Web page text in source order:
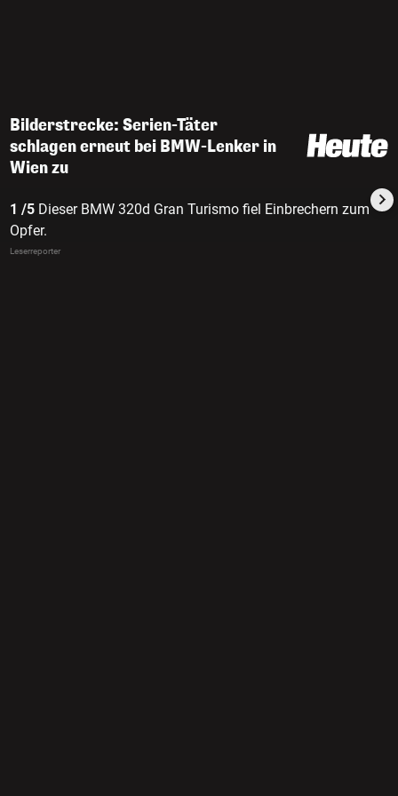
Bilderstrecke: Serien-Täter
schlagen erneut bei BMW-Lenker in
Wien zu
1 /5 Dieser BMW 320d Gran Turismo fiel Einbrechern zum
Opfer.
Leserreporter